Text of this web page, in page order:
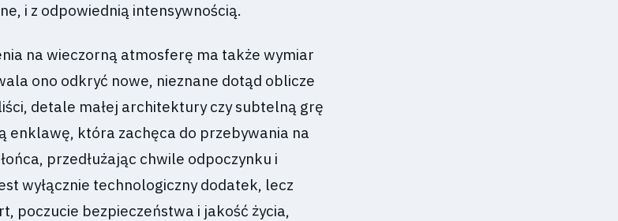
i z odpowiednią intensywnością.
na wieczorną atmosferę ma także wymiar
ono odkryć nowe, nieznane dotąd oblicze
detale małej architektury czy subtelną grę
enklawę, która zachęca do przebywania na
przedłużając chwile odpoczynku i
wyłącznie technologiczny dodatek, lecz
poczucie bezpieczeństwa i jakość życia,